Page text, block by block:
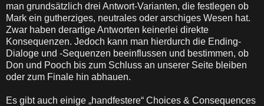
man grundsätzlich drei Antwort-Varianten, die festlegen ob
Mark ein gutherziges, neutrales oder arschiges Wesen hat.
Zwar haben derartige Antworten keinerlei direkte
Konsequenzen. Jedoch kann man hierdurch die Ending-
Dialoge und -Sequenzen beeinflussen und bestimmen, ob
Don und Pooch bis zum Schluss an unserer Seite bleiben
oder zum Finale hin abhauen.
Es gibt auch einige „handfestere“ Choices & Consequences